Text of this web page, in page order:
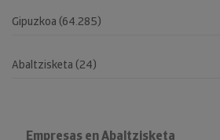
Empresas en Abaltzisketa